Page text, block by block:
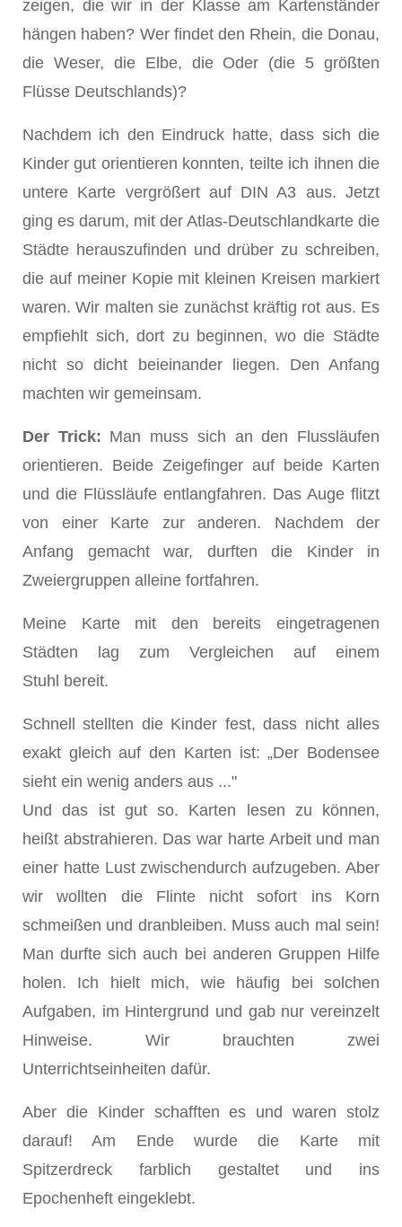
zeigen, die wir in der Klasse am Kartenständer
hängen haben? Wer findet den Rhein, die Donau,
die Weser, die Elbe, die Oder (die 5 größten
Flüsse Deutschlands)?
Nachdem ich den Eindruck hatte, dass sich die
Kinder gut orientieren konnten, teilte ich ihnen die
untere Karte vergrößert auf DIN A3 aus. Jetzt
ging es darum, mit der Atlas-Deutschlandkarte die
Städte herauszufinden und drüber zu schreiben,
die auf meiner Kopie mit kleinen Kreisen markiert
waren. Wir malten sie zunächst kräftig rot aus. Es
empfiehlt sich, dort zu beginnen, wo die Städte
nicht so dicht beieinander liegen. Den Anfang
machten wir gemeinsam.
Der Trick: Man muss sich an den Flussläufen
orientieren. Beide Zeigefinger auf beide Karten
und die Flüssläufe entlangfahren. Das Auge flitzt
von einer Karte zur anderen. Nachdem der
Anfang gemacht war, durften die Kinder in
Zweiergruppen alleine fortfahren.
Meine Karte mit den bereits eingetragenen
Städten lag zum Vergleichen auf einem
Stuhl bereit.
Schnell stellten die Kinder fest, dass nicht alles
exakt gleich auf den Karten ist: „Der Bodensee
sieht ein wenig anders aus ..."
Und das ist gut so. Karten lesen zu können,
heißt abstrahieren. Das war harte Arbeit und man
einer hatte Lust zwischendurch aufzugeben. Aber
wir wollten die Flinte nicht sofort ins Korn
schmeißen und dranbleiben. Muss auch mal sein!
Man durfte sich auch bei anderen Gruppen Hilfe
holen. Ich hielt mich, wie häufig bei solchen
Aufgaben, im Hintergrund und gab nur vereinzelt
Hinweise. Wir brauchten zwei
Unterrichtseinheiten dafür.
Aber die Kinder schafften es und waren stolz
darauf! Am Ende wurde die Karte mit
Spitzerdreck farblich gestaltet und ins
Epochenheft eingeklebt.